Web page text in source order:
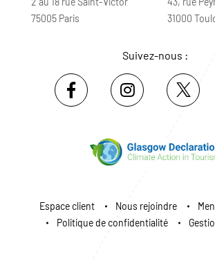
75005 Paris
31000
Suivez-nous :
Espace client Nous rejoindre
Politique de confidentialité